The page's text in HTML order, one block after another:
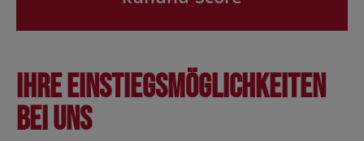
Ihre Einstiegsmöglichkeiten
bei uns